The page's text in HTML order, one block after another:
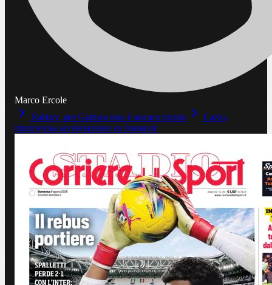
Marco Ercole
Ratkov, per Gattuso non è ancora pronto
Lazio,
improvvisa accelerazione su Ivanovic